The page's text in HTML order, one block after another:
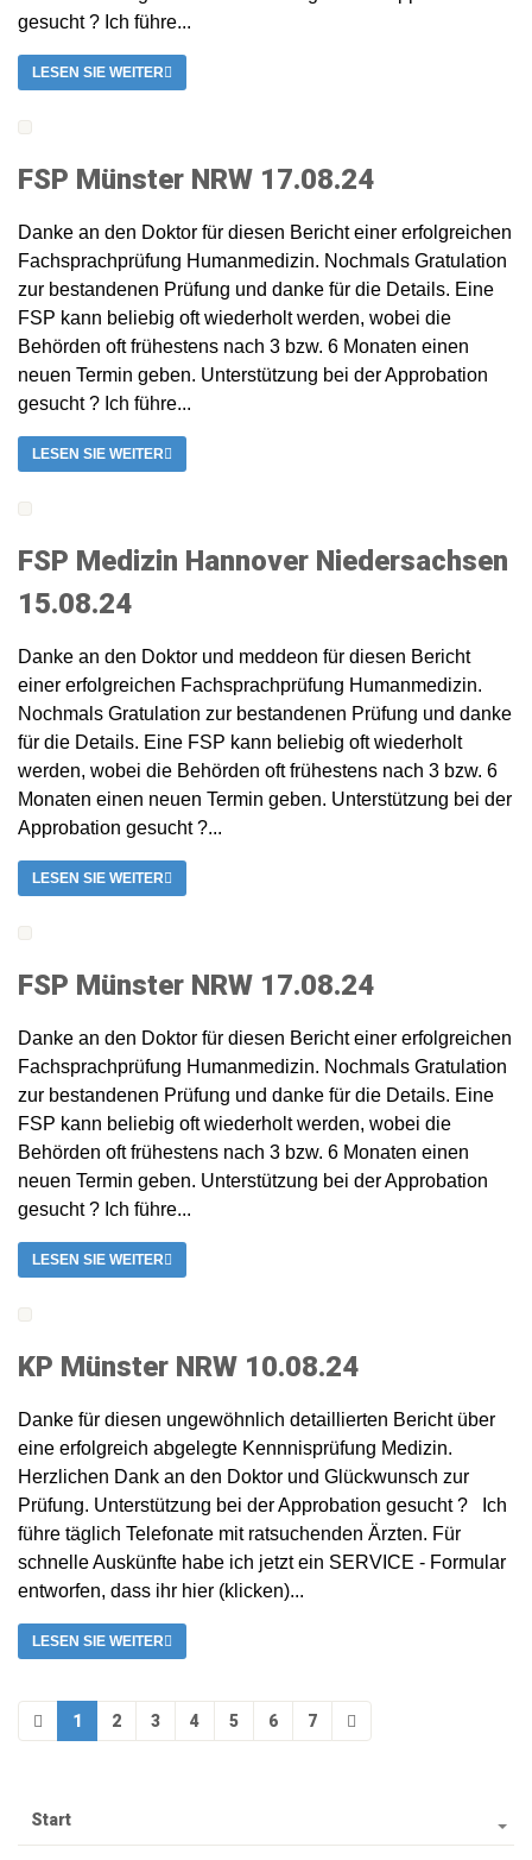
gesucht ? Ich führe...
LESEN SIE WEITER
FSP Münster NRW 17.08.24
Danke an den Doktor für diesen Bericht einer erfolgreichen
Fachsprachprüfung Humanmedizin. Nochmals Gratulation
zur bestandenen Prüfung und danke für die Details. Eine
FSP kann beliebig oft wiederholt werden, wobei die
Behörden oft frühestens nach 3 bzw. 6 Monaten einen
neuen Termin geben. Unterstützung bei der Approbation
gesucht ? Ich führe...
LESEN SIE WEITER
FSP Medizin Hannover Niedersachsen
15.08.24
Danke an den Doktor und meddeon für diesen Bericht
einer erfolgreichen Fachsprachprüfung Humanmedizin.
Nochmals Gratulation zur bestandenen Prüfung und danke
für die Details. Eine FSP kann beliebig oft wiederholt
werden, wobei die Behörden oft frühestens nach 3 bzw. 6
Monaten einen neuen Termin geben. Unterstützung bei der
Approbation gesucht ?...
LESEN SIE WEITER
FSP Münster NRW 17.08.24
Danke an den Doktor für diesen Bericht einer erfolgreichen
Fachsprachprüfung Humanmedizin. Nochmals Gratulation
zur bestandenen Prüfung und danke für die Details. Eine
FSP kann beliebig oft wiederholt werden, wobei die
Behörden oft frühestens nach 3 bzw. 6 Monaten einen
neuen Termin geben. Unterstützung bei der Approbation
gesucht ? Ich führe...
LESEN SIE WEITER
KP Münster NRW 10.08.24
Danke für diesen ungewöhnlich detaillierten Bericht über
eine erfolgreich abgelegte Kennnisprüfung Medizin.
Herzlichen Dank an den Doktor und Glückwunsch zur
Prüfung. Unterstützung bei der Approbation gesucht ? Ich
führe täglich Telefonate mit ratsuchenden Ärzten. Für
schnelle Auskünfte habe ich jetzt ein SERVICE - Formular
entworfen, dass ihr hier (klicken)...
LESEN SIE WEITER
1 2 3 4 5 6 7
Start